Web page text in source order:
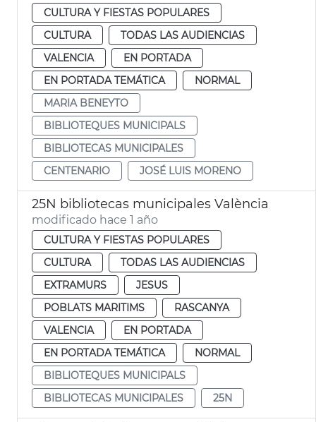
CULTURA Y FIESTAS POPULARES
CULTURA
TODAS LAS AUDIENCIAS
VALENCIA
EN PORTADA
EN PORTADA TEMÁTICA
NORMAL
MARIA BENEYTO
BIBLIOTEQUES MUNICIPALS
BIBLIOTECAS MUNICIPALES
CENTENARIO
JOSÉ LUIS MORENO
25N bibliotecas municipales València
modificado hace 1 año
CULTURA Y FIESTAS POPULARES
CULTURA
TODAS LAS AUDIENCIAS
EXTRAMURS
JESUS
POBLATS MARITIMS
RASCANYA
VALENCIA
EN PORTADA
EN PORTADA TEMÁTICA
NORMAL
BIBLIOTEQUES MUNICIPALS
BIBLIOTECAS MUNICIPALES
25N